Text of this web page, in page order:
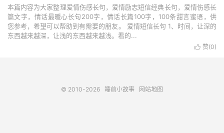
本篇内容为大家整理爱情伤感长句，爱情励志短信经典长句，爱情伤感长
篇文字，情话最暖心长句200字，情话长篇100字，100条甜言蜜语，供
您参考，希望可以帮助到有需要的朋友。 爱情短信长句 1、时间，让深的
东西越来越深，让浅的东西越来越浅。看的...
 赞(0)
© 2010-2026 睡前小故事 网站地图